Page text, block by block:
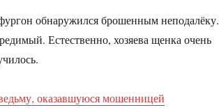
обнаружился брошенным неподалёку.
Естественно, хозяева щенка очень
оказавшуюся мошенницей